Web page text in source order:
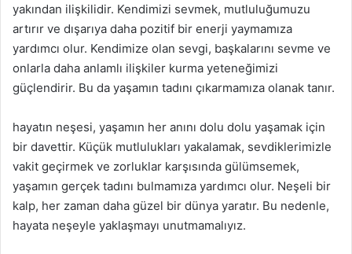
yakından ilişkilidir. Kendimizi sevmek, mutluluğumuzu
artırır ve dışarıya daha pozitif bir enerji yaymamıza
yardımcı olur. Kendimize olan sevgi, başkalarını sevme ve
onlarla daha anlamlı ilişkiler kurma yeteneğimizi
güçlendirir. Bu da yaşamın tadını çıkarmamıza olanak tanır.
hayatın neşesi, yaşamın her anını dolu dolu yaşamak için
bir davettir. Küçük mutlulukları yakalamak, sevdiklerimizle
vakit geçirmek ve zorluklar karşısında gülümsemek,
yaşamın gerçek tadını bulmamıza yardımcı olur. Neşeli bir
kalp, her zaman daha güzel bir dünya yaratır. Bu nedenle,
hayata neşeyle yaklaşmayı unutmamalıyız.